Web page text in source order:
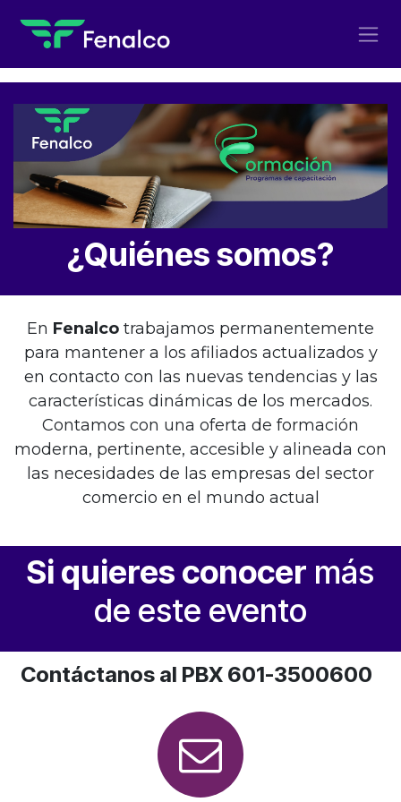
¿Quiénes somos?
En Fenalco trabajamos permanentemente
para mantener a los afiliados actualizados y
en contacto con las nuevas tendencias y las
características dinámicas de los mercados.
Contamos con una oferta de formación
moderna, pertinente, accesible y alineada con
las necesidades de las empresas del sector
comercio en el mundo actual
Si quieres conocer más
de este evento
Contáctanos al PBX 601-3500600